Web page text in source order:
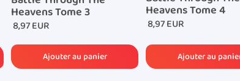
Heavens Tome 3
8,97 EUR
Heavens Tome 4
8,97 EUR